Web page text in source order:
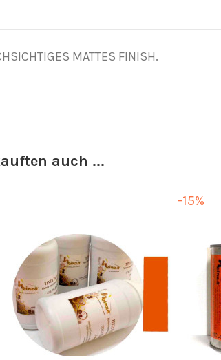
MATTES FINISH.
auch ...
-15%